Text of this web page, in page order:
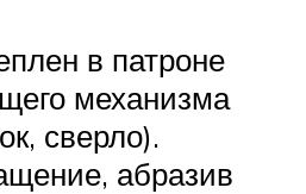
в патроне
механизма
сверло).
абразив